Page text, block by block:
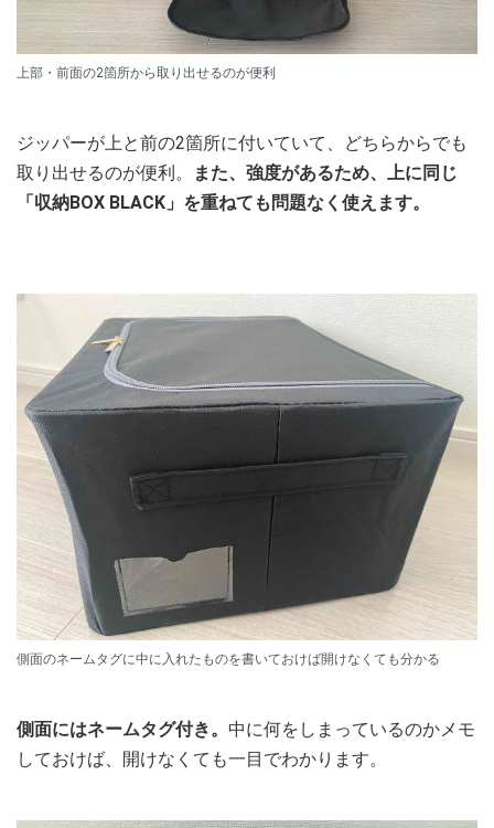
上部・前面の2箇所から取り出せるのが便利
ジッパーが上と前の2箇所に付いていて、どちらからでも
取り出せるのが便利。
また、強度があるため、上に同じ
「収納BOX BLACK」を重ねても問題なく使えます。
側面のネームタグに中に入れたものを書いておけば開けなくても分かる
側面にはネームタグ付き。 中に何をしまっているのかメモ
しておけば、開けなくても一目でわかります。